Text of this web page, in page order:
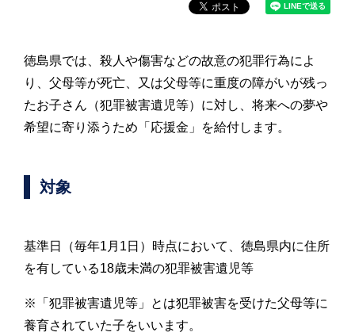
徳島県では、殺人や傷害などの故意の犯罪行為によ
り、父母等が死亡、又は父母等に重度の障がいが残っ
たお子さん（犯罪被害遺児等）に対し、将来への夢や
希望に寄り添うため「応援金」を給付します。
対象
基準日（毎年1月1日）時点において、徳島県内に住所
を有している18歳未満の犯罪被害遺児等
※「犯罪被害遺児等」とは犯罪被害を受けた父母等に
養育されていた子をいいます。